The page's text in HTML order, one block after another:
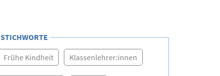
STICHWORTE
Frühe Kindheit Klassenlehrer:innen